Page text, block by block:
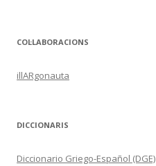
COL·LABORACIONS
illARgonauta
DICCIONARIS
Diccionario Griego-Español (DGE)